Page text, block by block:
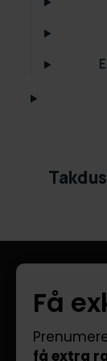
Om oss
Få
få extra